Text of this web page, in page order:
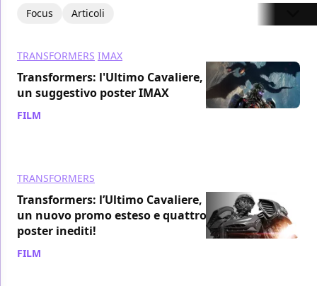
Focus Articoli
TRANSFORMERS IMAX
Transformers: l'Ultimo Cavaliere,
un suggestivo poster IMAX
FILM
TRANSFORMERS
Transformers: l’Ultimo Cavaliere,
un nuovo promo esteso e quattro
poster inediti!
FILM